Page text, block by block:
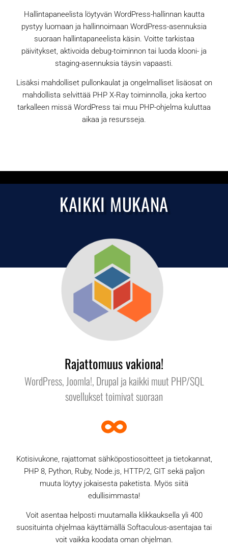
Hallintapaneelista löytyvän WordPress-hallinnan kautta
pystyy luomaan ja hallinnoimaan WordPress-asennuksia
suoraan hallintapaneelista käsin. Voitte tarkistaa
päivitykset, aktivoida debug-toiminnon tai luoda klooni- ja
staging-asennuksia täysin vapaasti.
Lisäksi mahdolliset pullonkaulat ja ongelmalliset lisäosat on
mahdollista selvittää PHP X-Ray toiminnolla, joka kertoo
tarkalleen missä WordPress tai muu PHP-ohjelma kuluttaa
aikaa ja resursseja.
KAIKKI MUKANA
Rajattomuus vakiona!
WordPress, Joomla!, Drupal ja kaikki muut PHP/SQL
sovellukset toimivat suoraan
Kotisivukone, rajattomat sähköpostiosoitteet ja tietokannat,
PHP 8, Python, Ruby, Node.js, HTTP/2, GIT sekä paljon
muuta löytyy jokaisesta paketista. Myös siitä
edullisimmasta!
Voit asentaa helposti muutamalla klikkauksella yli 400
suosituinta ohjelmaa käyttämällä Softaculous-asentajaa tai
voit vaikka koodata oman ohjelman.